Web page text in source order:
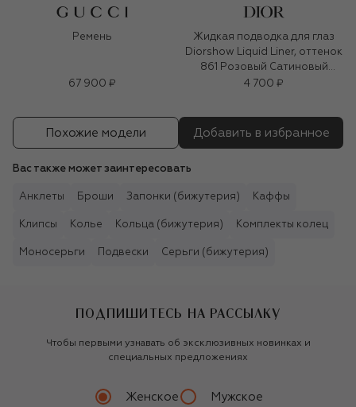
Ремень
67 900 ₽
Жидкая подводка для глаз
Diorshow Liquid Liner, оттенок
861 Розовый Сатиновый
(0,55ml)
4 700 ₽
Похожие модели Добавить в избранное
Вас также может заинтересовать
Анклеты Броши Запонки (бижутерия) Каффы
Клипсы Колье Кольца (бижутерия) Комплекты колец
Моносерьги Подвески Серьги (бижутерия)
ПОДПИШИТЕСЬ НА РАССЫЛКУ
Чтобы первыми узнавать об эксклюзивных новинках и
специальных предложениях
Женское Мужское